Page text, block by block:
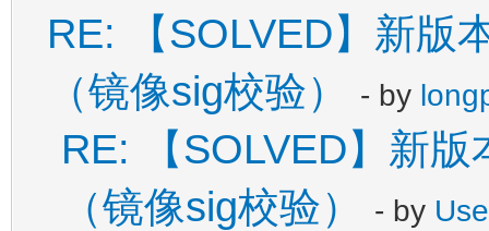
RE: 【SOLVED】新版
（镜像sig校验）
- by
RE: 【SOLVED】新
（镜像sig校验）
- by